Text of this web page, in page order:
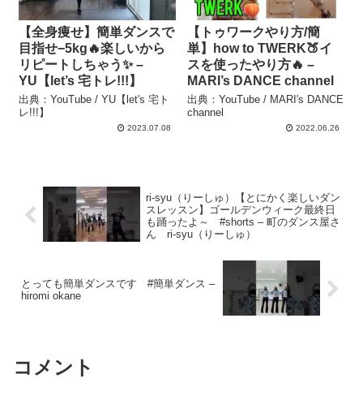
【全身痩せ】簡単ダンスで
目指せ−5kg🔥楽しいから
リピートしちゃう✨ –
YU【let’s 宅トレ!!!】
出典：YouTube / YU【let's 宅ト
レ!!!】
2023.07.08
【トゥワークやり方/簡
単】how to TWERK🍑イ
スを使ったやり方🔥 –
MARI’s DANCE channel
出典：YouTube / MARI's DANCE
channel
2022.06.26
ri-syu（りーしゅ）【とにかく楽しいダン
スレッスン】ゴールデンウィーク最終日
も踊ったよ～ #shorts – 町のダンス屋さ
ん ri-syu（りーしゅ）
とっても簡単ダンスです #簡単ダンス –
hiromi okane
コメント